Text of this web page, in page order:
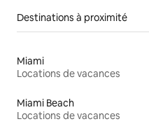
Destinations à proximité
Miami
Locations de vacances
Miami Beach
Locations de vacances